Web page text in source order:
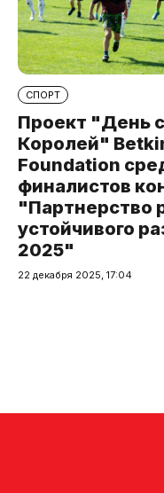
СПОРТ
Проект "День
Королей"
Foundation
финалистов
"Партнерство
устойчивого
2025"
22 декабря 2025, 17:04